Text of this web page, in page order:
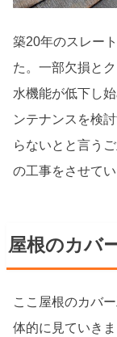
築20年のスレー
た。一部欠損と
水機能が低下し
ンテナンスを検
らないとと言う
の工事をさせてい
屋根のカバ
ここ屋根のカバ
体的に見ていきま